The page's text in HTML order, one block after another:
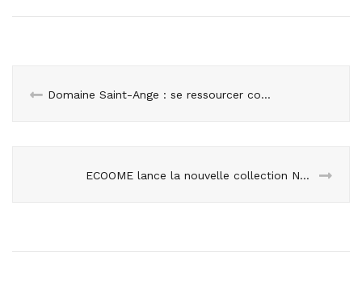
Domaine Saint-Ange : se ressourcer comme à la maison en baie de Somme
ECOOME lance la nouvelle collection NEXA d’interrupteurs et de prises